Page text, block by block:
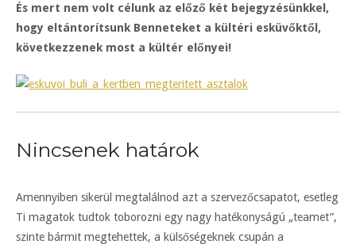
És mert nem volt célunk az előző két bejegyzésünkkel,
hogy eltántorítsunk Benneteket a kültéri esküvőktől,
következzenek most a kültér előnyei!
Nincsenek határok
Amennyiben sikerül megtalálnod azt a szervezőcsapatot, esetleg
Ti magatok tudtok toborozni egy nagy hatékonyságú „teamet”,
szinte bármit megtehettek, a külsőségeknek csupán a